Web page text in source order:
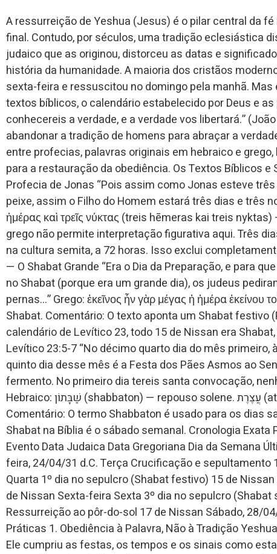
A ressurreição de Yeshua (Jesus) é o pilar central da
final. Contudo, por séculos, uma tradição eclesiástica
judaico que as originou, distorceu as datas e
história da humanidade. A maioria dos cristãos
sexta-feira e ressuscitou no domingo pela manhã.
textos bíblicos, o calendário estabelecido por Deus e
conhecereis a verdade, e a verdade vos libertará.”
abandonar a tradição de homens para abraçar a
entre profecias, palavras originais em hebraico e
para a restauração da obediência. Os Textos Bíblicos
Profecia de Jonas “Pois assim como Jonas esteve
peixe, assim o Filho do Homem estará três dias e três
ἡμέρας καὶ τρεῖς νύκτας (treis hēmeras kai treis
grego não permite interpretação figurativa aqui. Três
na cultura semita, a 72 horas. Isso exclui
— O Shabat Grande “Era o Dia da Preparação, e para
no Shabat (porque era um grande dia), os judeus
pernas…” Grego: ἐκεῖνος ἦν γὰρ μέγας ἡ ἡμέρα
Shabat. Comentário: O texto aponta um Shabat festivo
calendário de Levítico 23, todo 15 de Nissan era
Levítico 23:5-7 “No décimo quarto dia do mês primeiro,
quinto dia desse mês é a Festa dos Pães Asmos ao
fermento. No primeiro dia tereis santa convocação,
Hebraico: שַׁבָּתוֹן (shabbaton) — repouso solene. עֲצֶרֶת (atzeret) — assembleia solene.
Comentário: O termo Shabbaton é usado para os dias
Shabat na Bíblia é o sábado semanal. Cronologia
Evento Data Judaica Data Gregoriana Dia da Semana
feira, 24/04/31 d.C. Terça Crucificação e sepultamento
Quarta 1º dia no sepulcro (Shabat festivo) 15 de
de Nissan Sexta-feira Sexta 3º dia no sepulcro
Ressurreição ao pôr-do-sol 17 de Nissan Sábado, 28/
Práticas 1. Obediência à Palavra, Não à Tradição
Ele cumpriu as festas, os tempos e os sinais como